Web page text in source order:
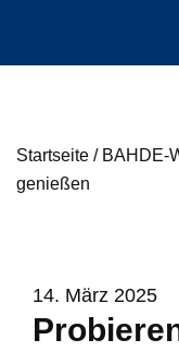
Startseite / BAHDE-
genießen
14. März 2025